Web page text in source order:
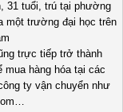
31 tuổi, trú tại phường
một trường đại học trên
trực tiếp trở thành
hàng hóa tại các
ty vận chuyển như